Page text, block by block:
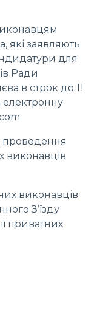
які заявляють
для
Ради
в строк до 11
проведення
виконавців
виконавців
З’їзду
приватних